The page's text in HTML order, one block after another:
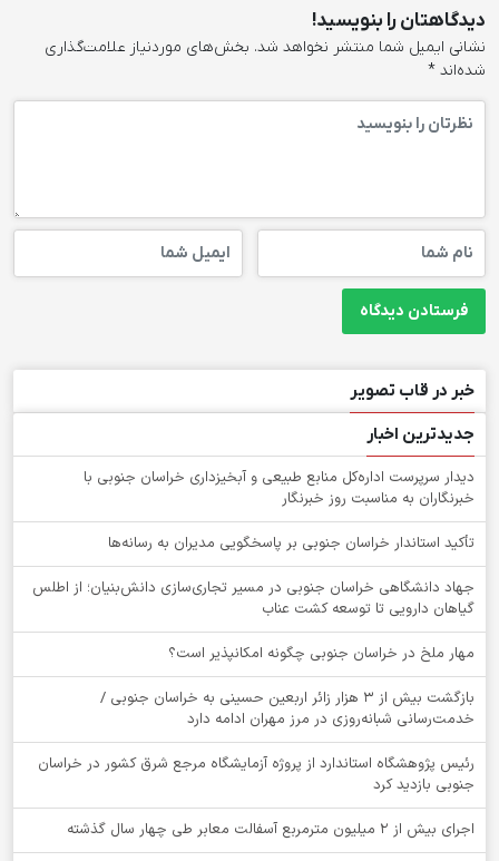
دیدگاهتان را بنویسید!
نشانی ایمیل شما منتشر نخواهد شد. بخش‌های موردنیاز علامت‌گذاری
شده‌اند *
خبر در قاب تصویر
جدیدترین اخبار
دیدار سرپرست اداره‌کل منابع طبیعی و آبخیزداری خراسان جنوبی با
خبرنگاران به مناسبت روز خبرنگار
تأکید استاندار خراسان جنوبی بر پاسخگویی مدیران به رسانه‌ها
جهاد دانشگاهی خراسان جنوبی در مسیر تجاری‌سازی دانش‌بنیان؛ از اطلس
گیاهان دارویی تا توسعه کشت عناب
‌مهار ملخ در خراسان جنوبی چگونه امکانپذیر است؟
بازگشت بیش از ۳ هزار زائر اربعین حسینی به خراسان جنوبی /
خدمت‌رسانی شبانه‌روزی در مرز مهران ادامه دارد
رئیس پژوهشگاه استاندارد از پروژه آزمایشگاه مرجع شرق کشور در خراسان
جنوبی بازدید کرد
اجرای بیش از ۲ میلیون مترمربع آسفالت معابر طی چهار سال گذشته